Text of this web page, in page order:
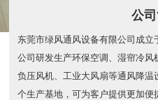
公
东莞市绿风通风设备有限公司成立
公司研发生产环保空调、湿帘冷风
负压风机、工业大风扇等通风降
个生产基地，可为客户提供更加